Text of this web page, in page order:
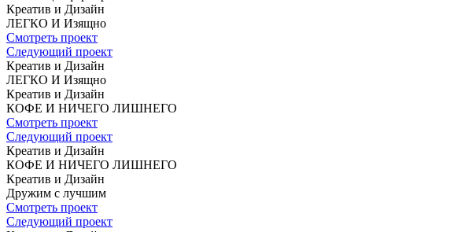
Креатив и Дизайн
ЛЕГКО И Изящно
Смотреть проект
Следующий проект
Креатив и Дизайн
ЛЕГКО И Изящно
Креатив и Дизайн
КОФЕ И НИЧЕГО ЛИШНЕГО
Смотреть проект
Следующий проект
Креатив и Дизайн
КОФЕ И НИЧЕГО ЛИШНЕГО
Креатив и Дизайн
Дружим с лучшим
Смотреть проект
Следующий проект